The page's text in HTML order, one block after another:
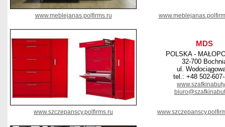
www.meblejanas.polfirms.ru
MDS
POLSKA -
32-700
ul.
tel.: +48 502-
www.szczepanscy.polfirms.ru